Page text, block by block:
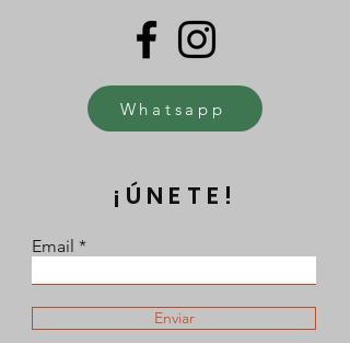
Whatsapp
¡ÚNETE!
Email
Enviar